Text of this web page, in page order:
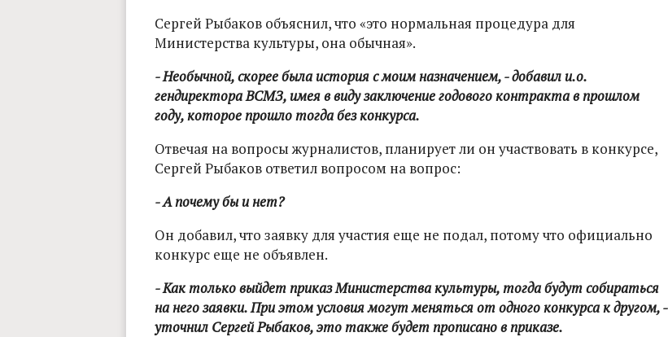
Сергей Рыбаков объяснил, что «это нормальная процедура для
Министерства культуры, она обычная».
- Необычной, скорее была история с моим назначением, - добавил и.о.
гендиректора ВСМЗ, имея в виду заключение годового контракта в прошлом
году, которое прошло тогда без конкурса.
Отвечая на вопросы журналистов, планирует ли он участвовать в конкурсе,
Сергей Рыбаков ответил вопросом на вопрос:
- А почему бы и нет?
Он добавил, что заявку для участия еще не подал, потому что официально
конкурс еще не объявлен.
- Как только выйдет приказ Министерства культуры, тогда будут собираться
на него заявки. При этом условия могут меняться от одного конкурса к другом, -
уточнил Сергей Рыбаков, это также будет прописано в приказе.